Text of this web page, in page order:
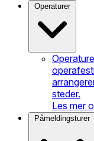
Operaturer
steder.
Les mer
Påmeldingsturer